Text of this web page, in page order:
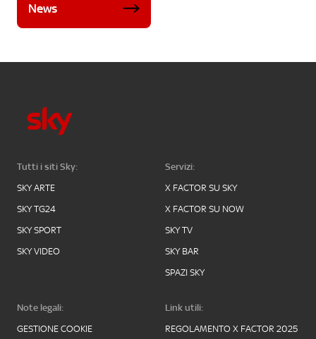
News
Tutti i siti Sky:
SKY ARTE
SKY TG24
SKY SPORT
SKY VIDEO
Servizi:
X FACTOR SU SKY
X FACTOR SU NOW
SKY TV
SKY BAR
SPAZI SKY
Note legali:
GESTIONE COOKIE
Link utili:
REGOLAMENTO X FACTOR 2025